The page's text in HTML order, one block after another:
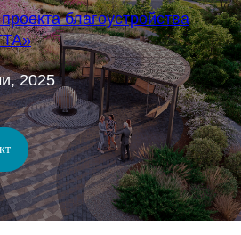
благоустройства
2025